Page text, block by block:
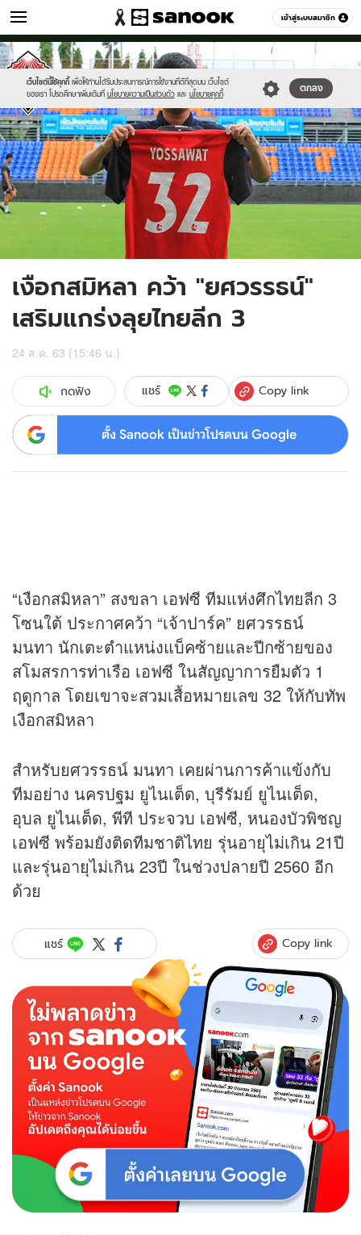
เข้าสู่ระบบสมาชิก
กีฬา หมวดอื่นๆ
เว็บไซต์นี้ใช้คุกกี้ เพื่อให้ท่านได้รับประสบการณ์การใช้งานที่ดีที่สุดบน เว็บไซต์
ของเรา โปรดศึกษาเพิ่มเติมที่ นโยบายความเป็นส่วนตัว และ นโยบายคุกกี้
ตกลง
Sanook
//s.isanook.com/sr/0/images/logo-
new-
sanook.png
600
60
//s.isanook.com/sp/0/ud/226/1131473/yyyy.jpg
เงือกสมิหลา คว้า "ยศวรรธน์"
เสริมแกร่งลุยไทยลีก 3
24 ส.ค. 63 (15:46 น.)
กดฟัง แชร์ Copy link
ตั้ง Sanook เป็นข่าวโปรดบน Google
“เงือกสมิหลา” สงขลา เอฟซี ทีมแห่งศึกไทยลีก 3
โซนใต้ ประกาศคว้า “เจ้าปาร์ค” ยศวรรธน์
มนทา นักเตะตำแหน่งแบ็คซ้ายและปีกซ้ายของ
สโมสรการท่าเรือ เอฟซี ในสัญญาการยืมตัว 1
ฤดูกาล โดยเขาจะสวมเสื้อหมายเลข 32 ให้กับทัพ
เงือกสมิหลา
สำหรับยศวรรธน์ มนทา เคยผ่านการค้าแข้งกับ
ทีมอย่าง นครปฐม ยูไนเต็ด, บุรีรัมย์ ยูไนเต็ด,
อุบล ยูไนเต็ด, พีที ประจวบ เอฟซี, หนองบัวพิชญ
เอฟซี พร้อมยังติดทีมชาติไทย รุ่นอายุไม่เกิน 21ปี
และรุ่นอายุไม่เกิน 23ปี ในช่วงปลายปี 2560 อีก
ด้วย
แชร์ Copy link